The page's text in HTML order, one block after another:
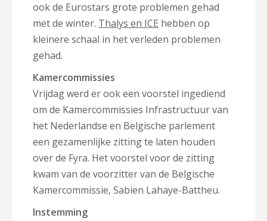
ook de Eurostars grote problemen gehad
met de winter. Thalys en ICE hebben op
kleinere schaal in het verleden problemen
gehad.
Kamercommissies
Vrijdag werd er ook een voorstel ingediend
om de Kamercommissies Infrastructuur van
het Nederlandse en Belgische parlement
een gezamenlijke zitting te laten houden
over de Fyra. Het voorstel voor de zitting
kwam van de voorzitter van de Belgische
Kamercommissie, Sabien Lahaye-Battheu.
Instemming